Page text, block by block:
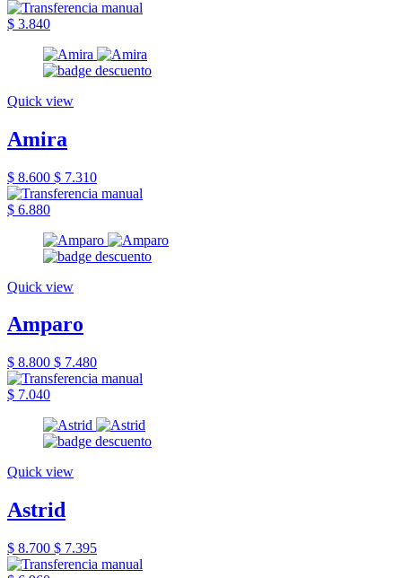
$ 3.840
Quick view
Amira
$ 8.600 $ 7.310
$ 6.880
Quick view
Amparo
$ 8.800 $ 7.480
$ 7.040
Quick view
Astrid
$ 8.700 $ 7.395